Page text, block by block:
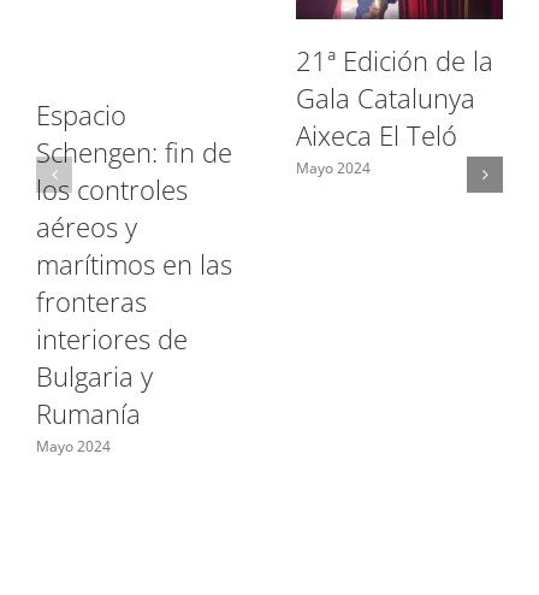
Espacio
Schengen: fin de
los controles
aéreos y
marítimos en las
fronteras
interiores de
Bulgaria y
Rumanía
Mayo 2024
21ª Edición de la
Gala Catalunya
Aixeca El Teló
Mayo 2024